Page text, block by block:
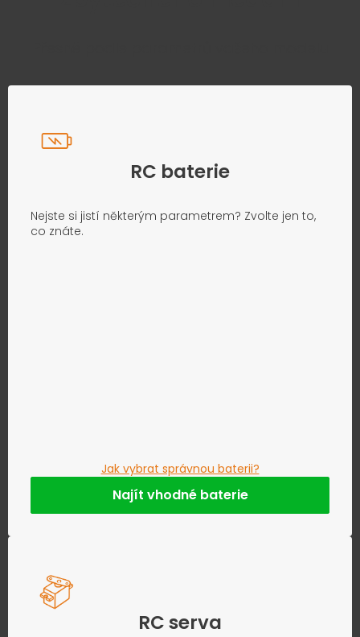
RC baterie
Nejste si jistí některým parametrem? Zvolte jen to,
co znáte.
Jak vybrat správnou baterii?
Najít vhodné baterie
RC serva